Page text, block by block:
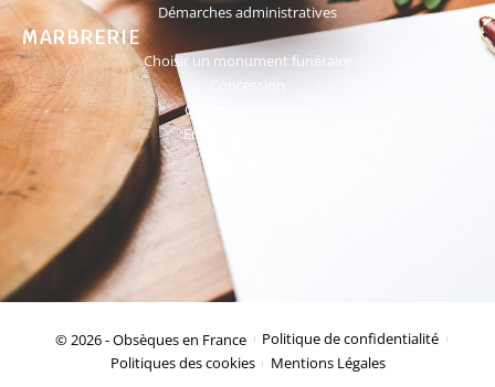
Démarches administratives
MARBRERIE
Choisir un monument funéraire
Concession
Caveau ou cavurne
Entretien de tombe
© 2026 - Obsèques en France
Politique de confidentialité
Politiques des cookies
Mentions Légales